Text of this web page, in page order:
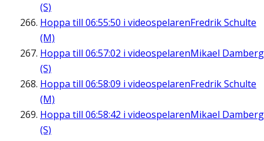
(S)
Hoppa till 06:55:50 i videospelarenFredrik Schulte
(M)
Hoppa till 06:57:02 i videospelarenMikael Damberg
(S)
Hoppa till 06:58:09 i videospelarenFredrik Schulte
(M)
Hoppa till 06:58:42 i videospelarenMikael Damberg
(S)